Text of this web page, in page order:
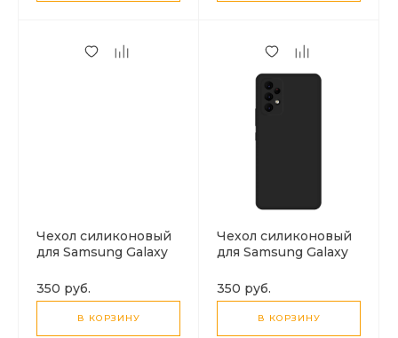
Чехол силиконовый
для Samsung Galaxy
прозрачный
350 руб.
В КОРЗИНУ
Чехол силиконовый
для Samsung Galaxy
камеры, X-CASE,
черный
350 руб.
В КОРЗИНУ